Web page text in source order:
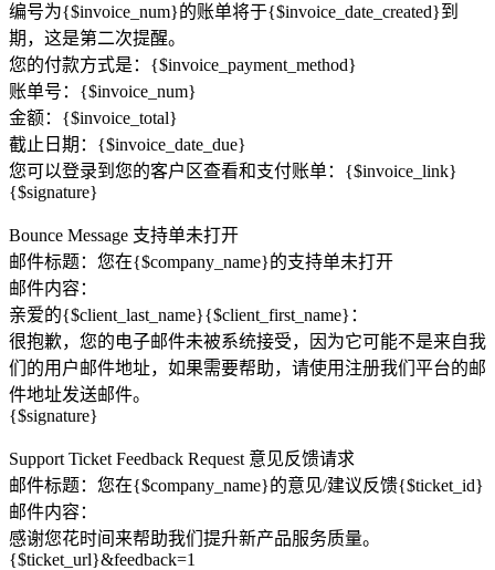
编号为{$invoice_num}的账单将于{$invoice_date_created}到
期，这是第二次提醒。
您的付款方式是：{$invoice_payment_method}
账单号：{$invoice_num}
金额：{$invoice_total}
截止日期：{$invoice_date_due}
您可以登录到您的客户区查看和支付账单：{$invoice_link}
{$signature}
Bounce Message 支持单未打开
邮件标题：您在{$company_name}的支持单未打开
邮件内容：
亲爱的{$client_last_name}{$client_first_name}：
很抱歉，您的电子邮件未被系统接受，因为它可能不是来自我
们的用户邮件地址，如果需要帮助，请使用注册我们平台的邮
件地址发送邮件。
{$signature}
Support Ticket Feedback Request 意见反馈请求
邮件标题：您在{$company_name}的意见/建议反馈{$ticket_id}
邮件内容：
感谢您花时间来帮助我们提升新产品服务质量。
{$ticket_url}&feedback=1